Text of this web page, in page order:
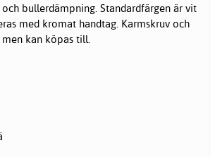
bullerdämpning. Standardfärgen är vit
med kromat handtag. Karmskruv och
kan köpas till.